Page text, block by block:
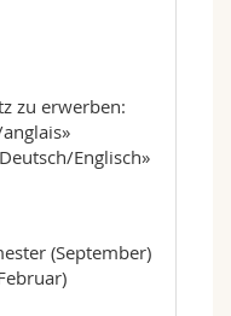
Umfeld
für
und
zu erwerben:
Englisch»
(September)